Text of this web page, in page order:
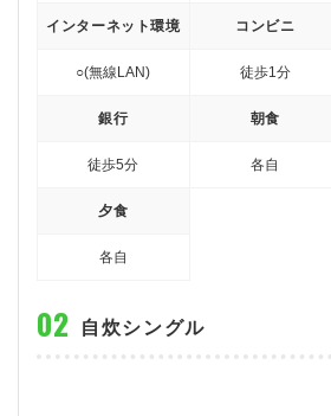
インターネット環境
○(無線LAN)
コンビニ
徒歩1分
銀行
徒歩5分
朝食
各自
夕食
各自
自炊シングル